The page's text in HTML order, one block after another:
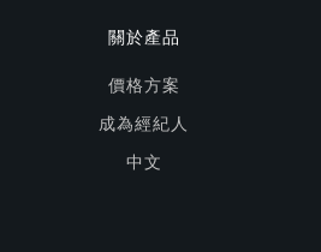
關於產品
價格方案
成為經紀人
中文